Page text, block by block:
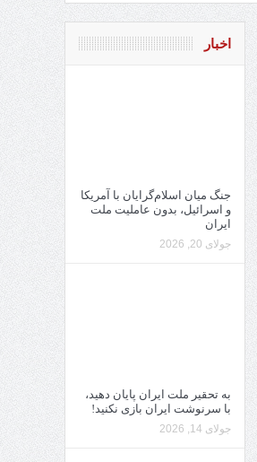
اخبار
جنگ میان اسلام‌گرایان با آمریکا
و اسرائیل، بدون عاملیت ملت
ایران
جولای 20, 2026
به تحقیر ملت ایران پایان دهید،
با سرنوشت ایران بازی نکنید!
جولای 14, 2026